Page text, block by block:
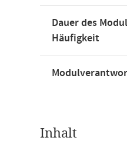
Dauer des
Häufigkeit
Inhalt